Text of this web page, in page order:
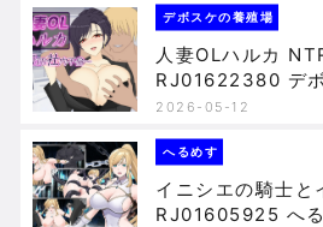
デボスケの養殖場
人妻OLハルカ
RJ01622380 デ
2026-05-12
へるめす
イニシエの騎士と
RJ01605925 へ